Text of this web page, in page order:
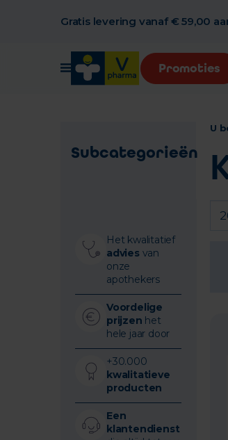
Gratis levering vanaf € 59,00
Promoties
Subcategorieën
Het kwalitatief
adviesvan
onze
apothekers
Voordelige
prijzen het
hele jaar door
+30.000
kwalitatieve
producten
Een
klantendienst
U